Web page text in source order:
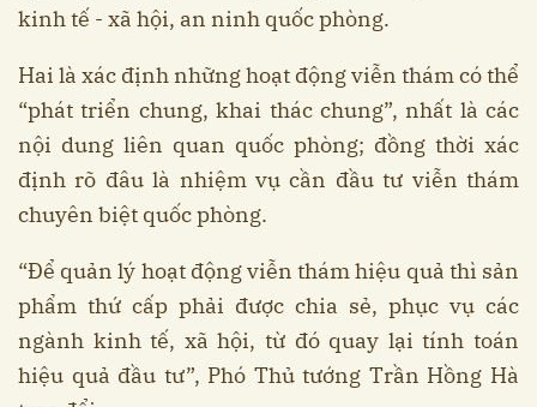
kinh tế - xã hội, an ninh quốc phòng.
Hai là xác định những hoạt động viễn thám có thể
“phát triển chung, khai thác chung”, nhất là các
nội dung liên quan quốc phòng; đồng thời xác
định rõ đâu là nhiệm vụ cần đầu tư viễn thám
chuyên biệt quốc phòng.
“Để quản lý hoạt động viễn thám hiệu quả thì sản
phẩm thứ cấp phải được chia sẻ, phục vụ các
ngành kinh tế, xã hội, từ đó quay lại tính toán
hiệu quả đầu tư”, Phó Thủ tướng Trần Hồng Hà